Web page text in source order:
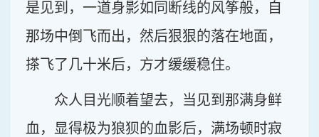
是见到，一道身影如同断线的风筝般，自
那场中倒飞而出，然后狠狠的落在地面，
搽飞了几十米后，方才缓缓稳住。
众人目光顺着望去，当见到那满身鲜
血，显得极为狼狈的血影后，满场顿时寂